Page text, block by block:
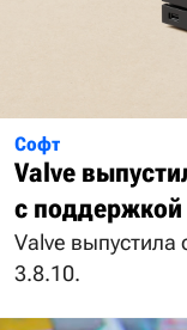
Софт
Valve
с
Valve выпустила
3.8.10.